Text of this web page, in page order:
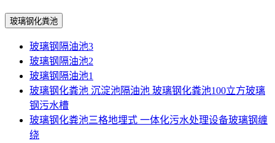
玻璃钢化粪池
玻璃钢隔油池3
玻璃钢隔油池2
玻璃钢隔油池1
玻璃钢化粪池 沉淀池隔油池 玻璃钢化粪池100立方玻璃
钢污水槽
玻璃钢化粪池三格地埋式 一体化污水处理设备玻璃钢缠
绕